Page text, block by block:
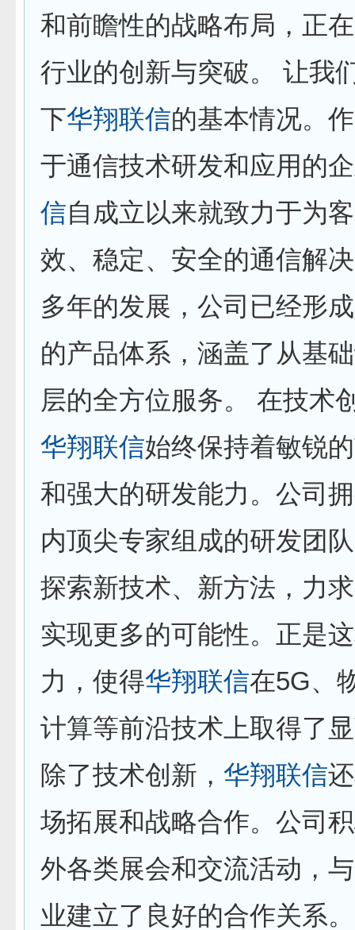
和前瞻性的战略布局，正
行业的创新与突破。 让我
下华翔联信的基本情况。
于通信技术研发和应用的
信自成立以来就致力于为
效、稳定、安全的通信解
多年的发展，公司已经形
的产品体系，涵盖了从基
层的全方位服务。 在技术
华翔联信始终保持着敏锐
和强大的研发能力。公司
内顶尖专家组成的研发团
探索新技术、新方法，力
实现更多的可能性。正是
力，使得华翔联信在5G、
计算等前沿技术上取得了
除了技术创新， 华翔联信
场拓展和战略合作。公司
外各类展会和交流活动，
业建立了良好的合作关系